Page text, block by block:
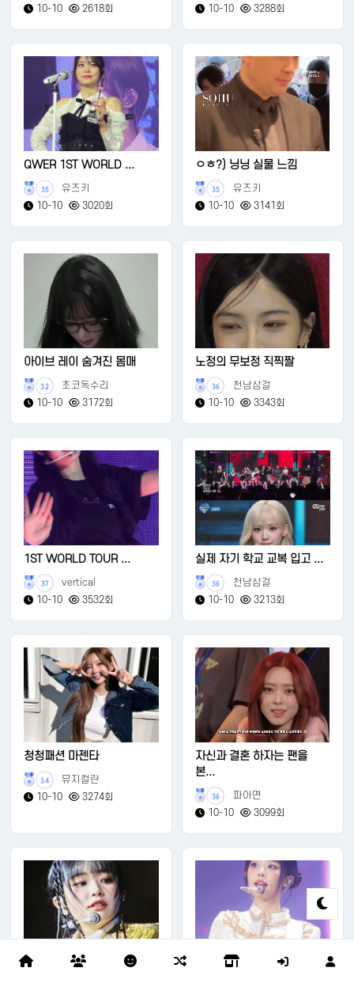
10-10
2618회
10-10
3288회
QWER 1ST WORLD ...
35
유즈키
10-10
3020회
ㅇㅎ?) 닝닝 실물 느낌
35
유즈키
10-10
3141회
아이브 레이 숨겨진 몸매
32
초코독수리
10-10
3172회
노정의 무보정 직찍짤
36
천남삼걸
10-10
3343회
1ST WORLD TOUR ...
37
vertical
10-10
3532회
실제 자기 학교 교복 입고 ...
36
천남삼걸
10-10
3213회
청청패션 마젠타
34
뮤지컬란
10-10
3274회
자신과 결혼 하자는 팬을
본...
36
파아면
10-10
3099회
QWER 쵸단 & 마젠타 1ST WORLD TOUR ...